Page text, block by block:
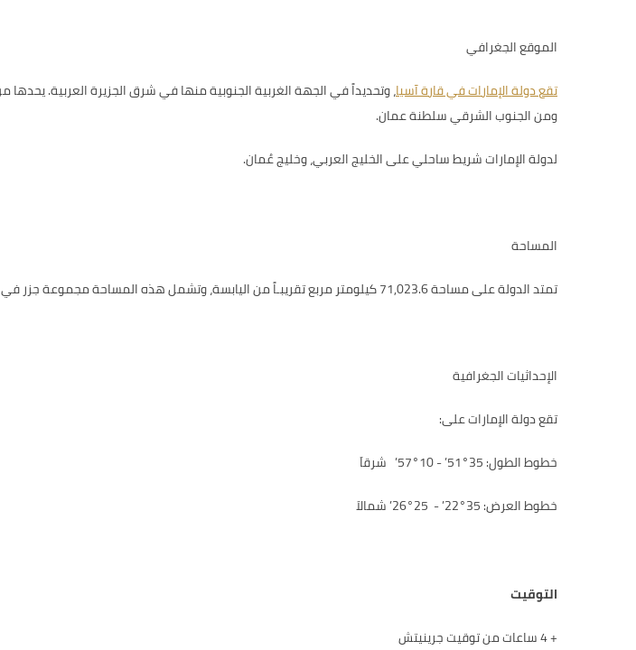
الموقع الجغرافي
تقع دولة الإمارات في قارة آسيا، وتحديداً في الجهة الغربية الجنوبية منها في شرق الجزيرة العربية.
ومن الجنوب الشرقي سلطنة عمان.
لدولة الإمارات شريط ساحلي على الخليج العربي، وخليج عُمان.
المساحة
تمتد الدولة على مساحة 71,023.6 كيلومتر مربع تقريبـاً من اليابسة، وتشمل هذه المساحة مجموعة جزر في الخليج العربي، وتبلغ مساحة البحر الإقليمية 27,624.9 كيلومتر مربع تقريباً.
الإحداثيات الجغرافية
تقع دولة الإمارات على:
خطوط الطول:51°35’ - 57°10’
شرقاَ
خطوط العرض:22°35’ - 26°25’ شمالاَ
التوقيت
+ 4 ساعات من توقيت جرينيتش